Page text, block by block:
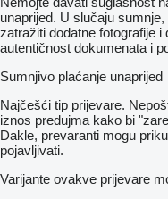
unaprijed. U slučaju
zatražiti dodatne fotografije
autentičnost dokumenata i
Sumnjivo plaćanje unaprijed
Najčešći tip prijevare.
iznos predujma kako bi
Dakle, prevaranti mogu
pojavljivati.
Varijante ovakve prijevare